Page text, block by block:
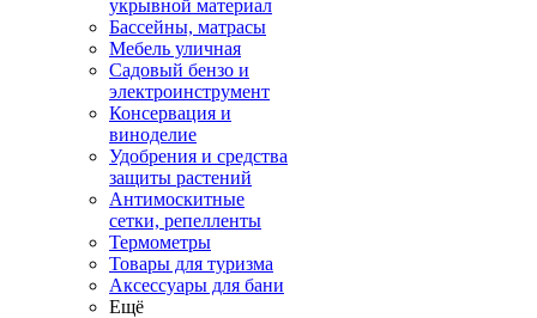
укрывной материал
Бассейны, матрасы
Мебель уличная
Садовый бензо и
электроинструмент
Консервация и
виноделие
Удобрения и средства
защиты растений
Антимоскитные
сетки, репелленты
Термометры
Товары для туризма
Аксессуары для бани
Ещё